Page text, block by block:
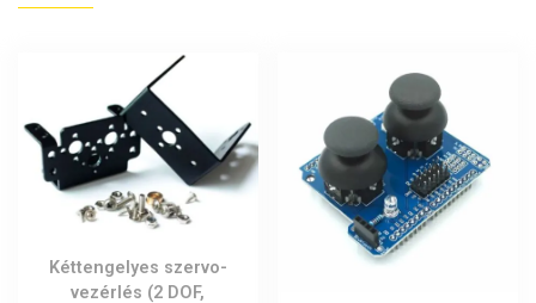
Kéttengelyes szervo-
vezérlés (2 DOF,